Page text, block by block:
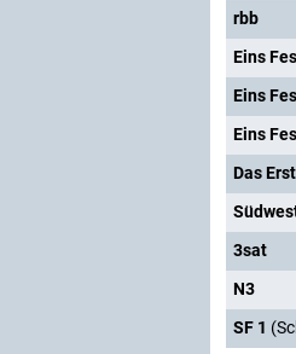
rbb
Eins
Eins
Eins
Das
3sat
N3
SF 1